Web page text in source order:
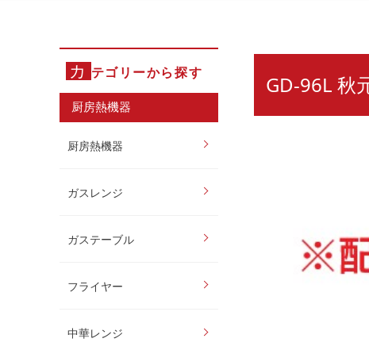
カ テゴリーから探す
厨房熱機器
厨房熱機器
ガスレンジ
ガステーブル
フライヤー
中華レンジ
GD-96L 秋